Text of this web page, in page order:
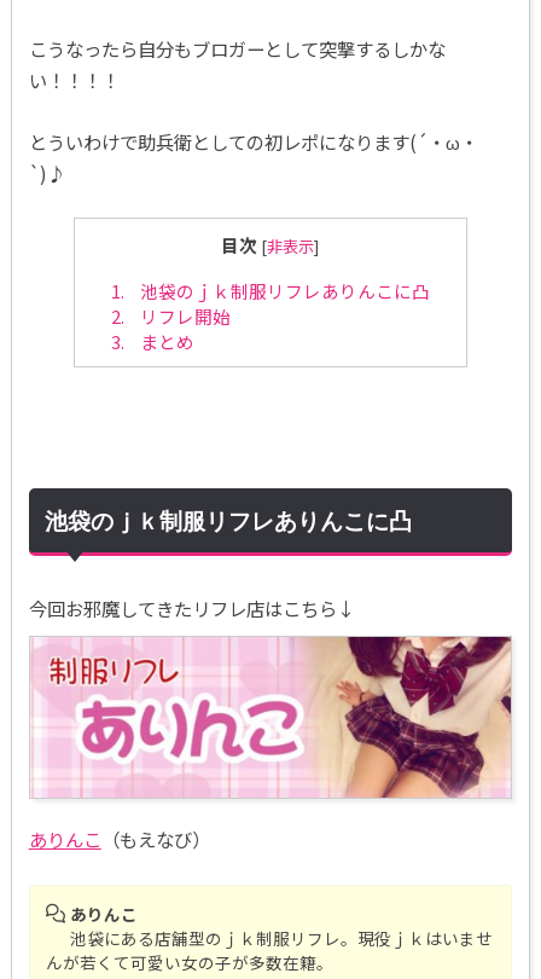
こうなったら自分もブロガーとして突撃するしかな
い！！！！
とういわけで助兵衛としての初レポになります(´・ω・
`)♪
目次 [非表示]
1.
池袋のｊｋ制服リフレありんこに凸
2.
リフレ開始
3.
まとめ
池袋のｊｋ制服リフレありんこに凸
今回お邪魔してきたリフレ店はこちら↓
ありんこ （もえなび）
ありんこ
池袋にある店舗型のｊｋ制服リフレ。現役ｊｋはいませ
んが若くて可愛い女の子が多数在籍。